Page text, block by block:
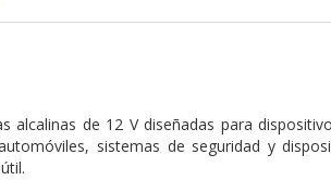
alcalinas de 12 V diseñadas para
sistemas de seguridad y